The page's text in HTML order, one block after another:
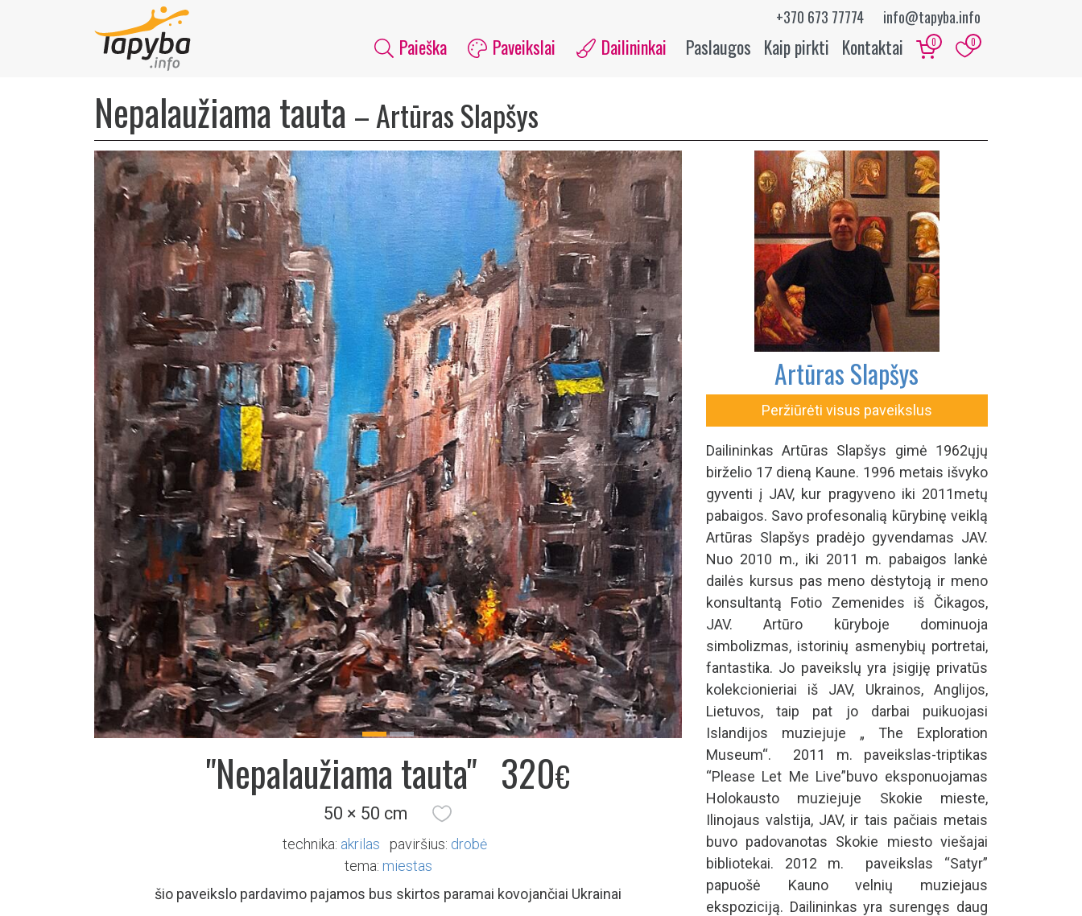
+370 673 77774 info@tapyba.info
Paieška Paveikslai Dailininkai Paslaugos Kaip pirkti Kontaktai 0 0
Nepalaužiama tauta –Artūras Slapšys
"Nepalaužiama tauta" 320€
50 × 50 cm
technika: akrilas paviršius: drobė
tema: miestas
šio paveikslo pardavimo pajamos bus skirtos paramai kovojančiai Ukrainai
Artūras Slapšys
Peržiūrėti visus paveikslus
Dailininkas Artūras Slapšys gimė 1962­ųjų
birželio 17 dieną Kaune. 1996 metais išvyko
gyventi į JAV, kur pragyveno iki 2011metų
pabaigos. Savo profesonalią kūrybinę veiklą
Artūras Slapšys pradėjo gyvendamas JAV.
Nuo 2010 m., iki 2011 m. pabaigos lankė
dailės kursus pas meno dėstytoją ir meno
konsultantą Fotio Zemenides iš Čikagos,
JAV. Artūro kūryboje dominuoja
simbolizmas, istorinių asmenybių portretai,
fantastika. Jo paveikslų yra įsigiję privatūs
kolekcionieriai iš JAV, Ukrainos, Anglijos,
Lietuvos, taip pat jo darbai puikuojasi
Islandijos muziejuje „ The Exploration
Museum“. 2011 m. paveikslas-triptikas
“Please Let Me Live”buvo eksponuojamas
Holokausto muziejuje Skokie mieste,
Ilinojaus valstija, JAV, ir tais pačiais metais
buvo padovanotas Skokie miesto viešajai
bibliotekai. 2012 m. paveikslas “Satyr”
papuošė Kauno velnių muziejaus
ekspoziciją. Dailininkas yra surengęs daug